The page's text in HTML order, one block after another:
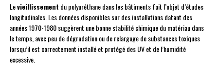
Levieillissement du polyuréthane dans les bâtiments fait l’objet d’études
longitudinales. Les données disponibles sur des installations datant des
années 1970-1980 suggèrent une bonne stabilité chimique du matériau dans
le temps, avec peu de dégradation ou de relargage de substances toxiques
lorsqu’il est correctement installé et protégé des UV et de l’humidité
excessive.